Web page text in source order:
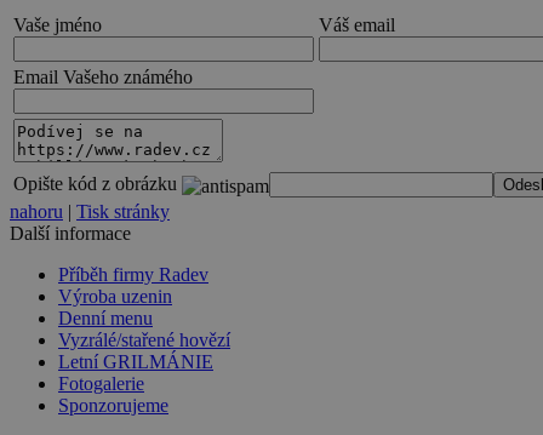
Vaše jméno Váš email
Email Vašeho známého
Opište kód z obrázku
nahoru | Tisk stránky
Další informace
Příběh firmy Radev
Výroba uzenin
Denní menu
Vyzrálé/stařené hovězí
Letní GRILMÁNIE
Fotogalerie
Sponzorujeme